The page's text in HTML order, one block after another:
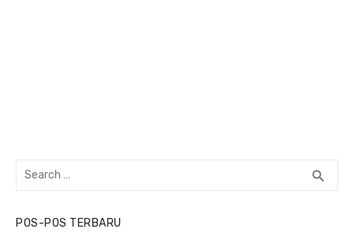
Search
search
POS-POS TERBARU